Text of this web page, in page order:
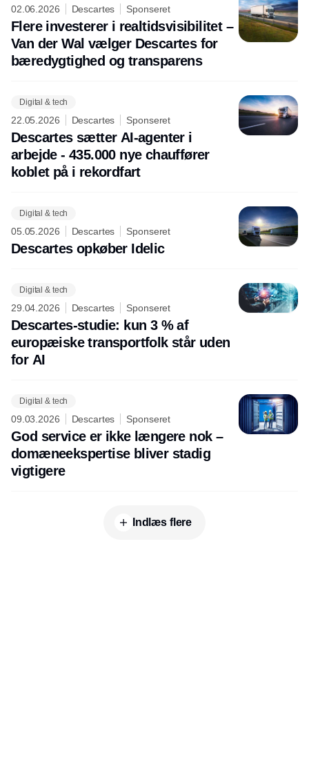
02.06.2026 Descartes Sponseret
Flere investerer i realtidsvisibilitet –
Van der Wal vælger Descartes for
bæredygtighed og transparens
Digital & tech
22.05.2026 Descartes Sponseret
Descartes sætter AI-agenter i
arbejde - 435.000 nye chauffører
koblet på i rekordfart
Digital & tech
05.05.2026 Descartes Sponseret
Descartes opkøber Idelic
Digital & tech
29.04.2026 Descartes Sponseret
Descartes-studie: kun 3 % af
europæiske transportfolk står uden
for AI
Digital & tech
09.03.2026 Descartes Sponseret
God service er ikke længere nok –
domæneekspertise bliver stadig
vigtigere
Indlæs flere